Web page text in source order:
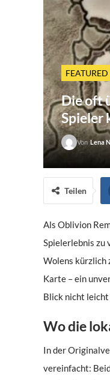
FEATURED
Die oft
Spieler
Von Lena
Teilen
Als Oblivion
Spielerlebnis zu
Wolens kürzlich
Karte – ein
Blick nicht
Wo die
In der
vereinfacht: